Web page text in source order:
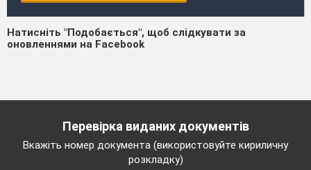
Натисніть "Подобається", щоб слідкувати за
оновленнями на Facebook
Перевірка виданих документів
Вкажіть номер документа (використовуйте кириличну
розкладку)